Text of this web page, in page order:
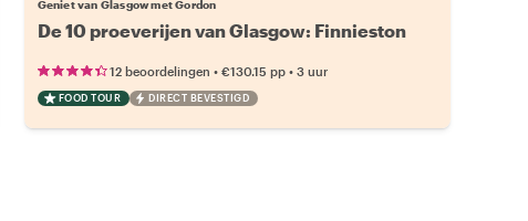
Geniet van Glasgow met Gordon
De 10 proeverijen van Glasgow: Finnieston
12 beoordelingen • €130.15 pp• 3 uur
FOOD TOUR DIRECT BEVESTIGD